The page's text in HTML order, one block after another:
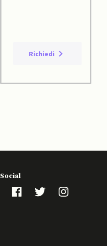
Richiedi
Social